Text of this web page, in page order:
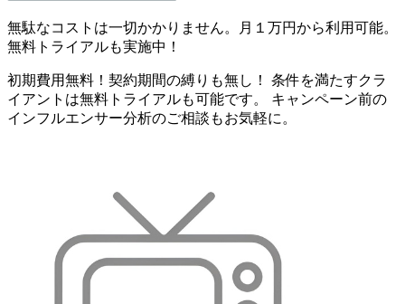
無駄なコストは一切かかりません。月１万円から利用可能。
無料トライアルも実施中！
初期費用無料！契約期間の縛りも無し！ 条件を満たすクラ
イアントは無料トライアルも可能です。 キャンペーン前の
インフルエンサー分析のご相談もお気軽に。